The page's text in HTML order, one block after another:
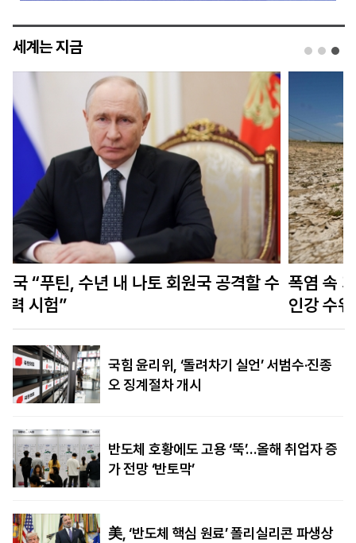
세계는 지금
폭염 속 가뭄에 유럽 경제 위기…‘물류 대동맥’ 라
인강 수위 사상 최저
국힘 윤리위, ‘돌려차기 실언’ 서범수·진종
오 징계절차 개시
반도체 호황에도 고용 ‘뚝’…올해 취업자 증
가 전망 ‘반토막’
美, ‘반도체 핵심 원료’ 폴리실리콘 파생상